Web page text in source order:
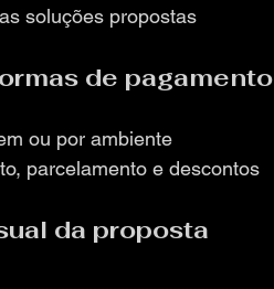
soluções propostas
de pagamento
ou por ambiente
parcelamento e descontos
da proposta